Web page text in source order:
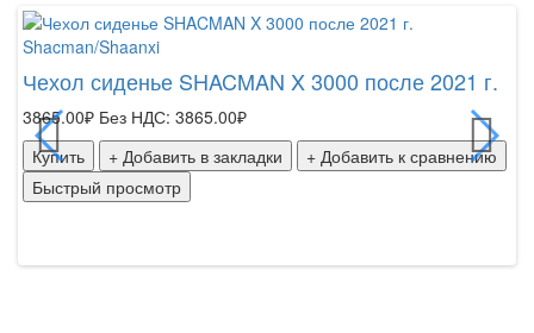
Shacman/Shaanxi
Чехол сиденье SHACMAN X 3000 после 2021 г.
3865.00₽ Без НДС: 3865.00₽
Купить
+ Добавить в закладки
+ Добавить к сравнению
Быстрый просмотр